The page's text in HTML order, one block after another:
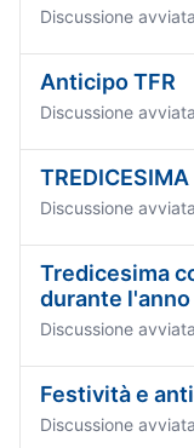
Discussione
Anticipo TFR
Discussione
TREDICESIMA
Discussione
Tredicesima
durante l'anno
Discussione
Festività e
Discussione